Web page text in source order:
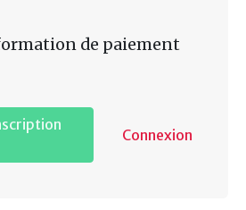
de paiement
Connexion